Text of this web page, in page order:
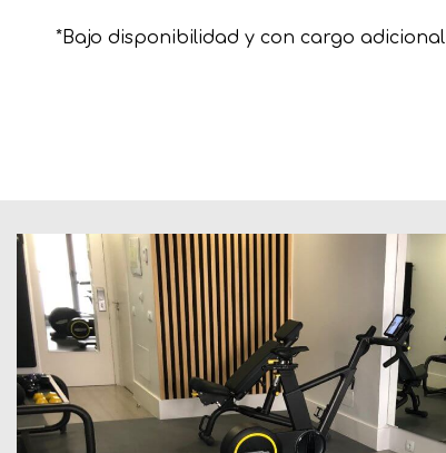
*Bajo disponibilidad y con cargo adicional